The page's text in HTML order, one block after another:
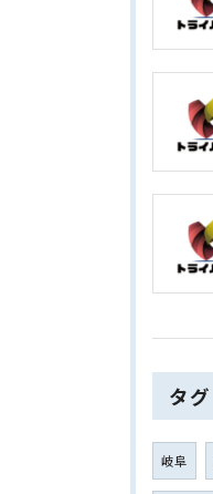
タグ
岐阜